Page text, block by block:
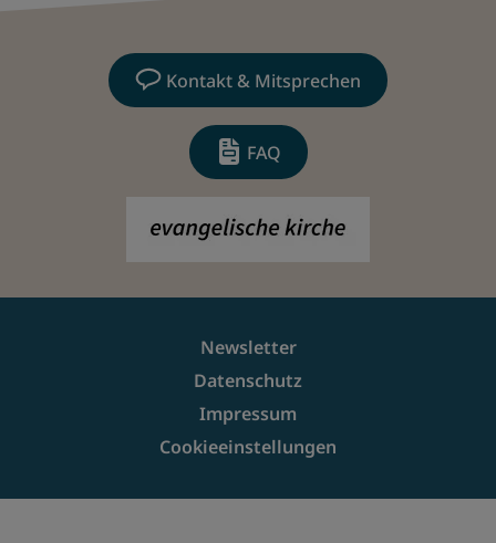
Kontakt & Mitsprechen
FAQ
Newsletter
Datenschutz
Impressum
Cookieeinstellungen